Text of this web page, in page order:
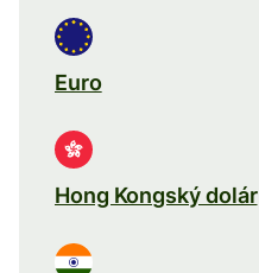
Euro
Hong Kongský dolár